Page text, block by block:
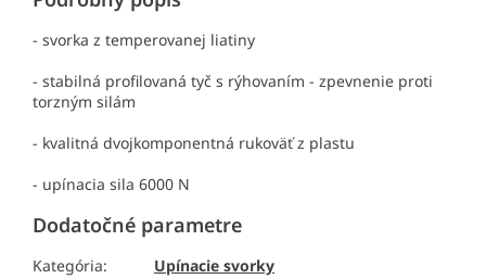
- svorka z temperovanej liatiny
- stabilná profilovaná tyč s rýhovaním - zpevnenie proti
torzným silám
- kvalitná dvojkomponentná rukoväť z plastu
- upínacia sila 6000 N
Dodatočné parametre
Kategória:
Upínacie svorky